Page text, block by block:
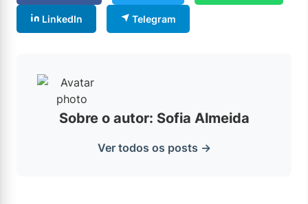
LinkedIn Telegram
Sobre o autor: Sofia Almeida
Ver todos os posts →